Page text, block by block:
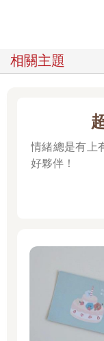
相關主題
情緒總是有上
好夥伴！